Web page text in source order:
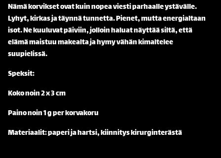
Nämä korvikset ovat kuin nopea viesti parhaalle ystävälle.
Lyhyt, kirkas ja täynnä tunnetta. Pienet, mutta energialtaan
isot. Ne kuuluvat päiviin, jolloin haluat näyttää siltä, että
elämä maistuu makealta ja hymy vähän kimaltelee
suupielissä.
Speksit:
Koko noin 2 x 3 cm
Paino noin 1 g per korvakoru
Materiaalit: paperi ja hartsi, kiinnitys kirurginterästä